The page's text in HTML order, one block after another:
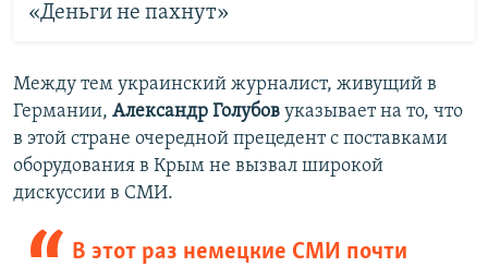
«Деньги не пахнут»
Между тем украинский журналист, живущий в
Германии, Александр Голубов указывает на то, что
в этой стране очередной прецедент с поставками
оборудования в Крым не вызвал широкой
дискуссии в СМИ.
В этот раз немецкие СМИ почти